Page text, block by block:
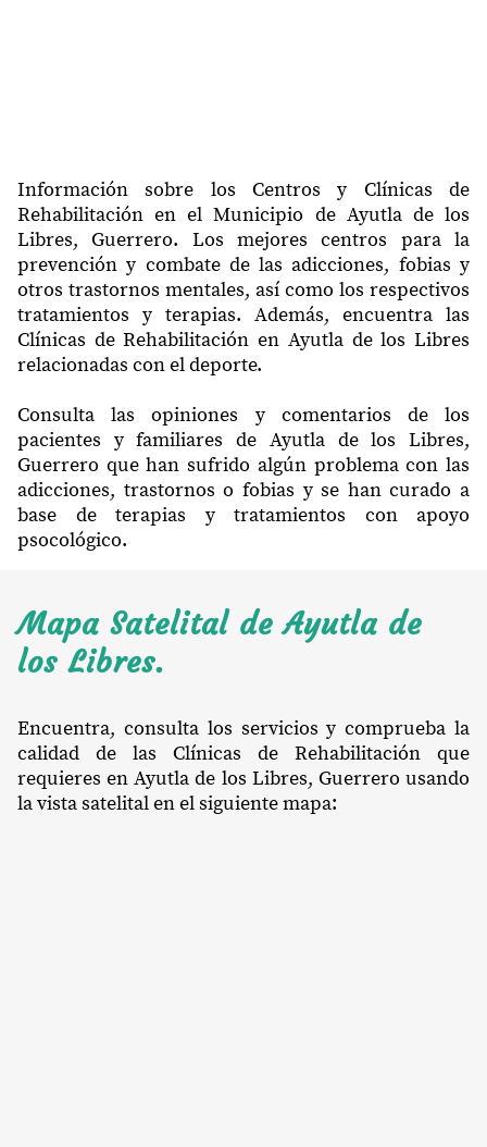
Información sobre los Centros y Clínicas de
Rehabilitación en el Municipio de Ayutla de los
Libres, Guerrero. Los mejores centros para la
prevención y combate de las adicciones, fobias y
otros trastornos mentales, así como los respectivos
tratamientos y terapias. Además, encuentra las
Clínicas de Rehabilitación en Ayutla de los Libres
relacionadas con el deporte.
Consulta las opiniones y comentarios de los
pacientes y familiares de Ayutla de los Libres,
Guerrero que han sufrido algún problema con las
adicciones, trastornos o fobias y se han curado a
base de terapias y tratamientos con apoyo
psocológico.
Mapa Satelital de Ayutla de
los Libres.
Encuentra, consulta los servicios y comprueba la
calidad de las Clínicas de Rehabilitación que
requieres en Ayutla de los Libres, Guerrero usando
la vista satelital en el siguiente mapa: